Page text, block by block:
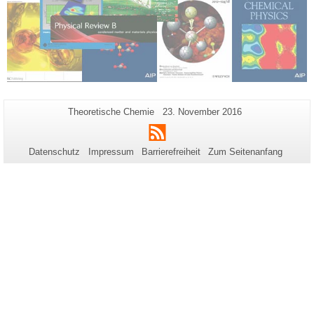
Zusätzliche
Informationen
zu
dieser
Seiten-
Theoretische Chemie
Letzte
Aktualisierung:
23. November 2016
RSS
Datenschutz Impressum Barrierefreiheit Zum Seitenanfang